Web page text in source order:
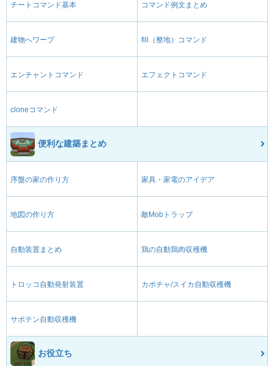
チートコマンド基本 コマンド例文まとめ
建物へワープ fill（整地）コマンド
エンチャントコマンド エフェクトコマンド
cloneコマンド
便利な建築まとめ
序盤の家の作り方 家具・家電のアイデア
地図の作り方 敵Mobトラップ
自動装置まとめ 鶏の自動鶏肉収穫機
トロッコ自動発射装置 カボチャ/スイカ自動収穫機
サボテン自動収穫機
お役立ち